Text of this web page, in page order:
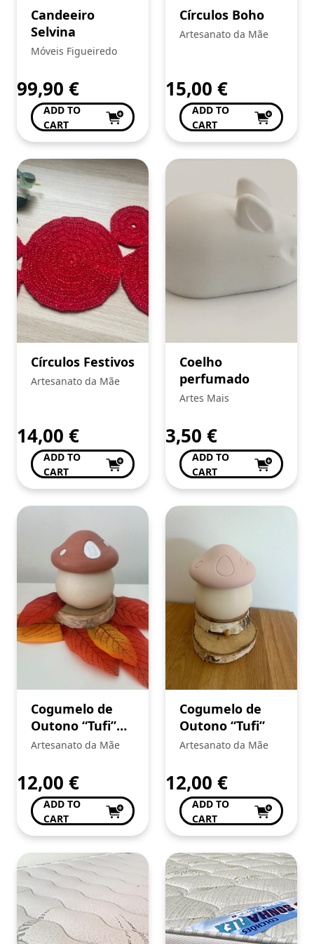
Candeeiro
Selvina
Móveis Figueiredo
99,90 €
ADD TO
CART
Círculos Boho
Artesanato da Mãe
15,00 €
ADD TO
CART
Círculos Festivos
Artesanato da Mãe
14,00 €
ADD TO
CART
Coelho
perfumado
Artes Mais
3,50 €
ADD TO
CART
Cogumelo de
Outono “Tufi”
(Cópia)
Artesanato da Mãe
12,00 €
ADD TO
CART
Cogumelo de
Outono “Tufi”
Artesanato da Mãe
12,00 €
ADD TO
CART